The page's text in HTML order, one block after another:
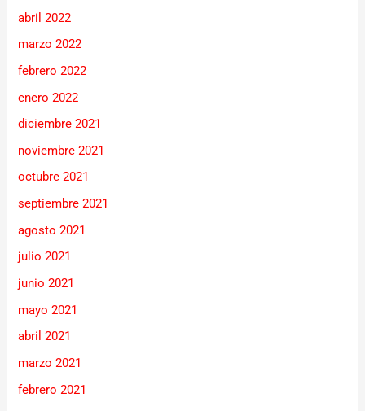
abril 2022
marzo 2022
febrero 2022
enero 2022
diciembre 2021
noviembre 2021
octubre 2021
septiembre 2021
agosto 2021
julio 2021
junio 2021
mayo 2021
abril 2021
marzo 2021
febrero 2021